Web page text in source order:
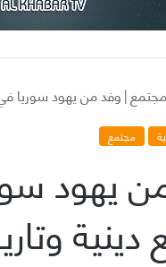
مجتمع|وفد من يهود سوريا
مجتمع
يهود